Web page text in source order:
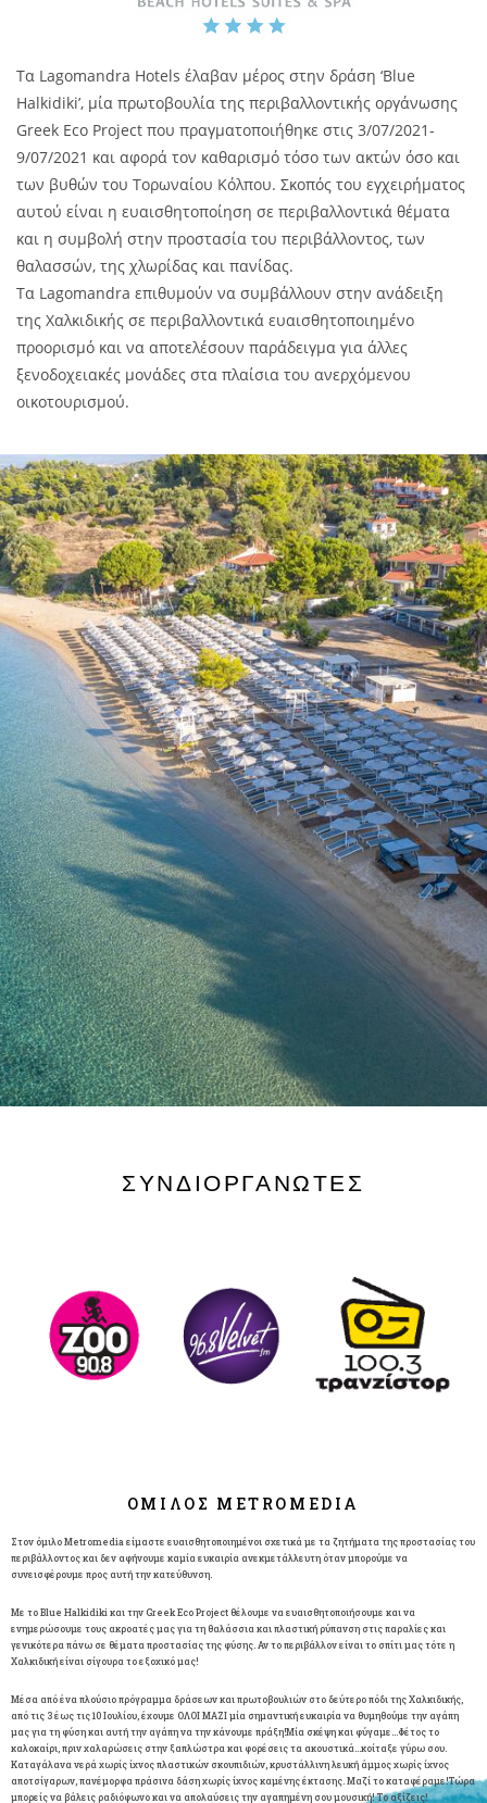
Τα Lagomandra Hotels έλαβαν μέρος στην δράση ‘Blue
Halkidiki’, μία πρωτοβουλία της περιβαλλοντικής οργάνωσης
Greek Eco Project που πραγματοποιήθηκε στις 3/07/2021-
9/07/2021 και αφορά τον καθαρισμό τόσο των ακτών όσο και
των βυθών του Τορωναίου Κόλπου. Σκοπός του εγχειρήματος
αυτού είναι η ευαισθητοποίηση σε περιβαλλοντικά θέματα
και η συμβολή στην προστασία του περιβάλλοντος, των
θαλασσών, της χλωρίδας και πανίδας.
Τα Lagomandra επιθυμούν να συμβάλλουν στην ανάδειξη
της Χαλκιδικής σε περιβαλλοντικά ευαισθητοποιημένο
προορισμό και να αποτελέσουν παράδειγμα για άλλες
ξενοδοχειακές μονάδες στα πλαίσια του ανερχόμενου
οικοτουρισμού.
ΣΥΝΔΙΟΡΓΑΝΩΤΕΣ
ΟΜΙΛΟΣ METROMEDIA
Στον όμιλο Metromedia είμαστε ευαισθητοποιημένοι σχετικά με τα ζητήματα της προστασίας του
περιβάλλοντος και δεν αφήνουμε καμία ευκαιρία ανεκμετάλλευτη όταν μπορούμε να
συνεισφέρουμε προς αυτή την κατεύθυνση.
Με το Βlue Halkidiki και την Greek Eco Project θέλουμε να ευαισθητοποιήσουμε και να
ενημερώσουμε τους ακροατές μας για τη θαλάσσια και πλαστική ρύπανση στις παραλίες και
γενικότερα πάνω σε θέματα προστασίας της φύσης. Αν το περιβάλλον είναι το σπίτι μας τότε η
Χαλκιδική είναι σίγουρα το εξοχικό μας!
Μέσα από ένα πλούσιο πρόγραμμα δράσεων και πρωτοβουλιών στο δεύτερο πόδι της Χαλκιδικής,
από τις 3 έως τις 10 Ιουλίου, έχουμε ΟΛΟΙ ΜΑΖΙ μία σημαντική ευκαιρία να θυμηθούμε την αγάπη
μας για τη φύση και αυτή την αγάπη να την κάνουμε πράξη!Mία σκέψη και φύγαμε…Φέτος το
καλοκαίρι, πριν χαλαρώσεις στην ξαπλώστρα και φορέσεις τα ακουστικά…κοίταξε γύρω σου.
Καταγάλανα νερά χωρίς ίχνος πλαστικών σκουπιδιών, κρυστάλλινη λευκή άμμος χωρίς ίχνος
αποτσίγαρων, πανέμορφα πράσινα δάση χωρίς ίχνος καμένης έκτασης. Μαζί το καταφέραμε!Τώρα
μπορείς να βάλεις ραδιόφωνο και να απολαύσεις την αγαπημένη σου μουσική! Το αξίζεις!